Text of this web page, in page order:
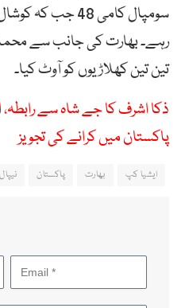
رہے۔ بھارت کی جانب سے محمد
تین تین کھلاڑیوں کو آوٹ کیا۔
ذکا اشرف کا جے شاہ سے
پاکستان میں کرانے کی تجویز
ایشیا کپ بھارت پاکستان نیپال